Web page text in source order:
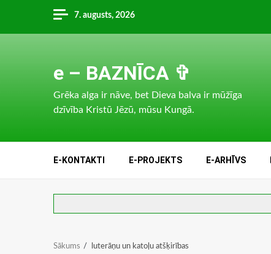
content
7. augusts, 2026
e – BAZNĪCA ✞
Grēka alga ir nāve, bet Dieva balva ir mūžīga
dzīvība Kristū Jēzū, mūsu Kungā.
E-KONTAKTI E-PROJEKTS E-ARHĪVS
Sākums luterāņu un katoļu atšķirības